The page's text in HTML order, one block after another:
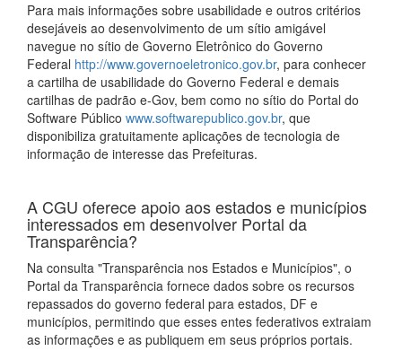
Para mais informações sobre usabilidade e outros critérios
desejáveis ao desenvolvimento de um sítio amigável
navegue no sítio de Governo Eletrônico do Governo
Federal http://www.governoeletronico.gov.br, para conhecer
a cartilha de usabilidade do Governo Federal e demais
cartilhas de padrão e-Gov, bem como no sítio do Portal do
Software Público www.softwarepublico.gov.br, que
disponibiliza gratuitamente aplicações de tecnologia de
informação de interesse das Prefeituras.
A CGU oferece apoio aos estados e municípios
interessados em desenvolver Portal da
Transparência?
Na consulta "Transparência nos Estados e Municípios", o
Portal da Transparência fornece dados sobre os recursos
repassados do governo federal para estados, DF e
municípios, permitindo que esses entes federativos extraiam
as informações e as publiquem em seus próprios portais.